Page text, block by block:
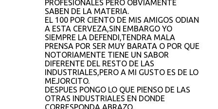
PROFESIONALES PERO OBVIAMENTE
SABEN DE LA MATERIA.
EL 100 POR CIENTO DE MIS AMIGOS ODIAN
A ESTA CERVEZA,SIN EMBARGO YO
SIEMPRE LA DEFENDI,TENDRA MALA
PRENSA POR SER MUY BARATA O POR QUE
NOTORIAMENTE TIENE UN SABOR
DIFERENTE DEL RESTO DE LAS
INDUSTRIALES,PERO A MI GUSTO ES DE LO
MEJORCITO.
DESPUES PONGO LO QUE PIENSO DE LAS
OTRAS INDUSTRIALES EN DONDE
CORRESPONDA,ABRAZO.